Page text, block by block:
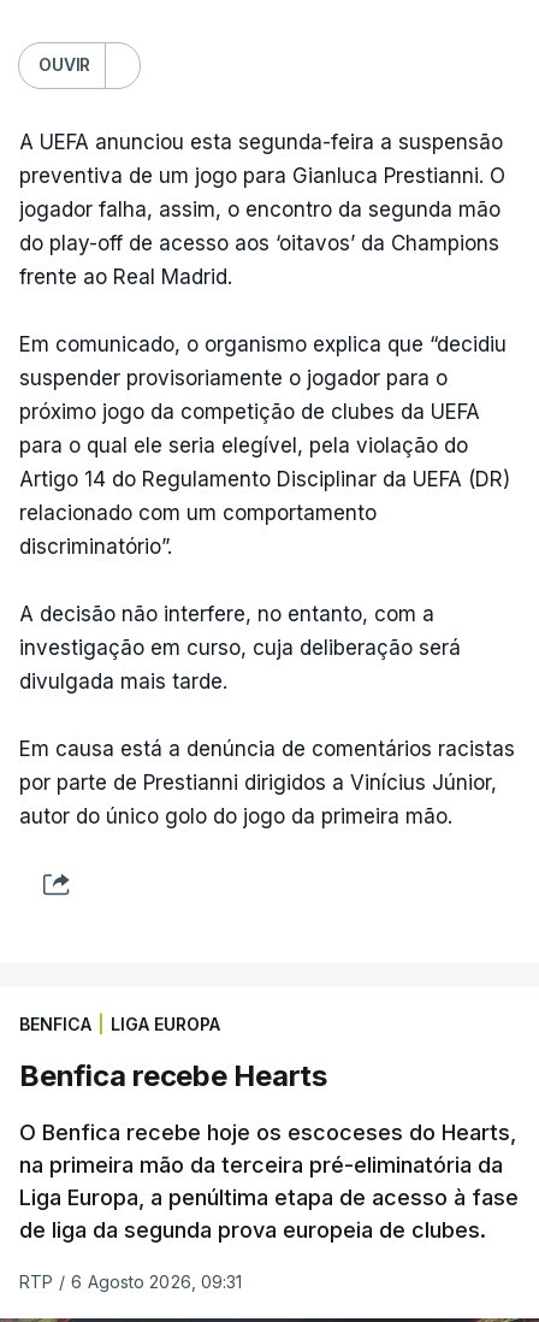
OUVIR
A UEFA anunciou esta segunda-feira a suspensão
preventiva de um jogo para Gianluca Prestianni. O
jogador falha, assim, o encontro da segunda mão
do play-off de acesso aos ‘oitavos’ da Champions
frente ao Real Madrid.
Em comunicado, o organismo explica que “decidiu
suspender provisoriamente o jogador para o
próximo jogo da competição de clubes da UEFA
para o qual ele seria elegível, pela violação do
Artigo 14 do Regulamento Disciplinar da UEFA (DR)
relacionado com um comportamento
discriminatório”.
A decisão não interfere, no entanto, com a
investigação em curso, cuja deliberação será
divulgada mais tarde.
Em causa está a denúncia de comentários racistas
por parte de Prestianni dirigidos a Vinícius Júnior,
autor do único golo do jogo da primeira mão.
BENFICA LIGA EUROPA
Benfica recebe Hearts
O Benfica recebe hoje os escoceses do Hearts,
na primeira mão da terceira pré-eliminatória da
Liga Europa, a penúltima etapa de acesso à fase
de liga da segunda prova europeia de clubes.
RTP / 6 Agosto 2026, 09:31